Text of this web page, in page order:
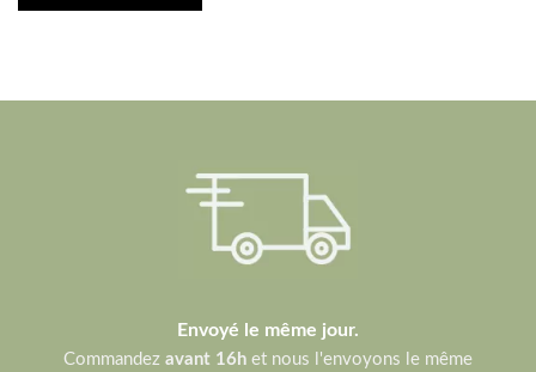
Envoyé le même jour.
Commandez avant 16h et nous l'envoyons le même